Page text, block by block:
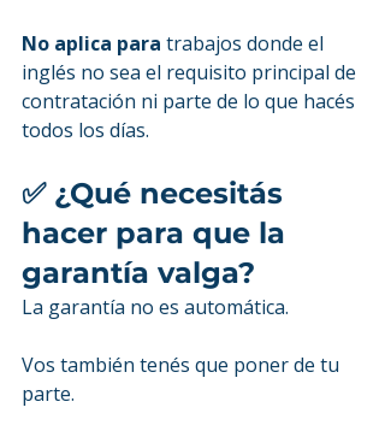
No aplica para trabajos donde el
inglés no sea el requisito principal de
contratación ni parte de lo que hacés
todos los días.
✅ ¿Qué necesitás
hacer para que la
garantía valga?
La garantía no es automática.
Vos también tenés que poner de tu
parte.